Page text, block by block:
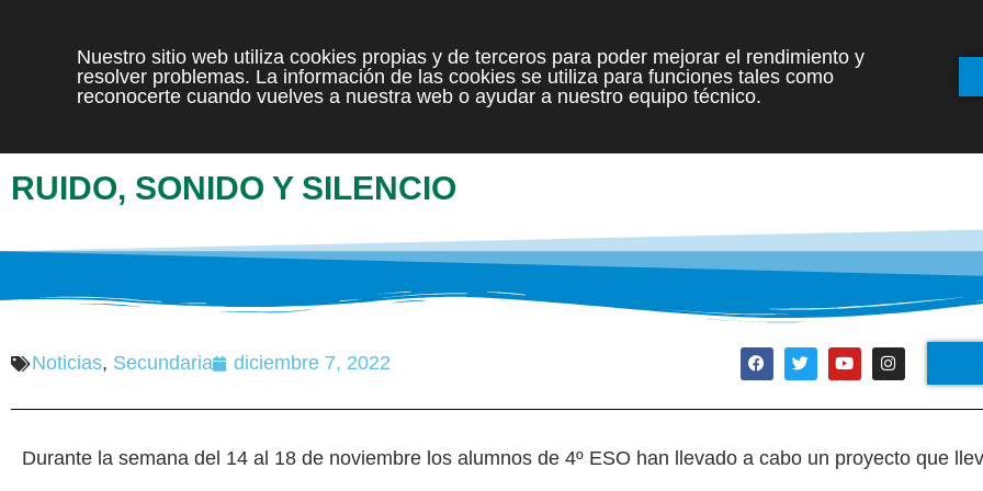
INICIO
RUIDO, SONIDO Y SILENCIO
Noticias, Secundaria diciembre 7, 2022
Durante la semana del 14 al 18 de noviembre los alumnos de 4º ESO han llevado a cabo un proyecto que
Nuestro sitio web utiliza cookies propias y de terceros para poder mejorar el rendimiento y
resolver problemas. La información de las cookies se utiliza para funciones tales como
reconocerte cuando vuelves a nuestra web o ayudar a nuestro equipo técnico.